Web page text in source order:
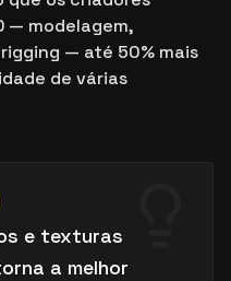
— modelagem,
— até 50% mais
de várias
e texturas
a melhor